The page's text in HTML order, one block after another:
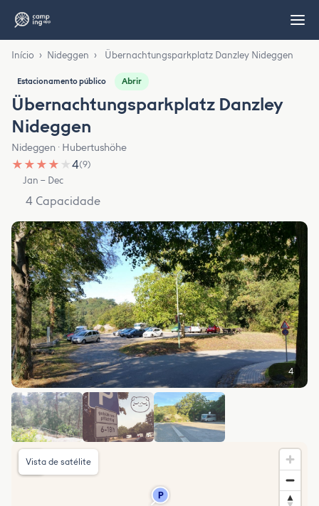
Início › Nideggen › Übernachtungsparkplatz Danzley Nideggen
Estacionamento público Abrir
Übernachtungsparkplatz Danzley
Nideggen
Nideggen · Hubertushöhe
★ ★ ★ ★ ★4(9)
Jan – Dec
4 Capacidade
4
Vista de satélite